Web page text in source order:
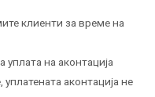
клиенти за време на
на аконтација
уплатената аконтација не